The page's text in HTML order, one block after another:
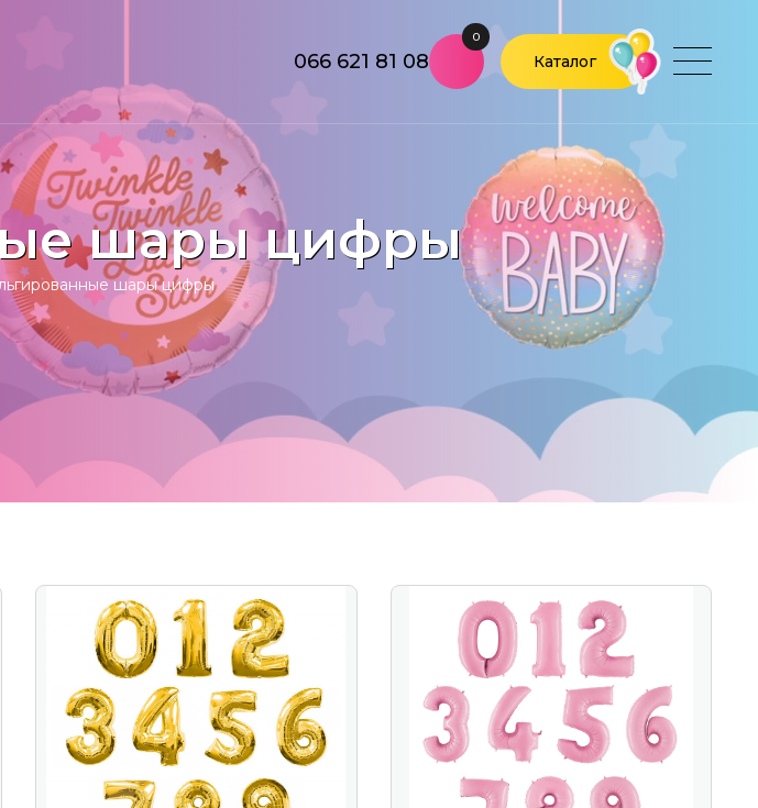
066 621 81 08
0
Каталог
шары цифры
шары цифры